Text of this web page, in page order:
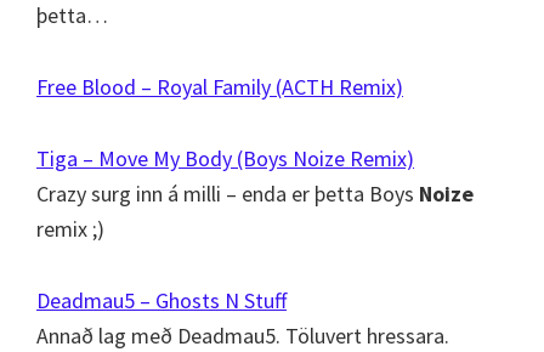
þetta…
Free Blood – Royal Family (ACTH Remix)
Tiga – Move My Body (Boys Noize Remix)
Crazy surg inn á milli – enda er þetta Boys Noize
remix ;)
Deadmau5 – Ghosts N Stuff
Annað lag með Deadmau5. Töluvert hressara.